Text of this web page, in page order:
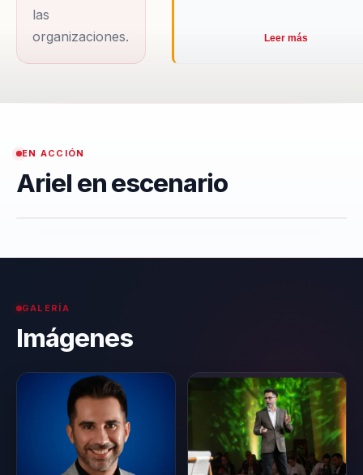
las
organizaciones.
Leer más
EN ACCIÓN
Ariel en escenario
GALERÍA
Imágenes